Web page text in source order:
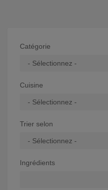
Catégorie
Cuisine
Trier selon
Ingrédients